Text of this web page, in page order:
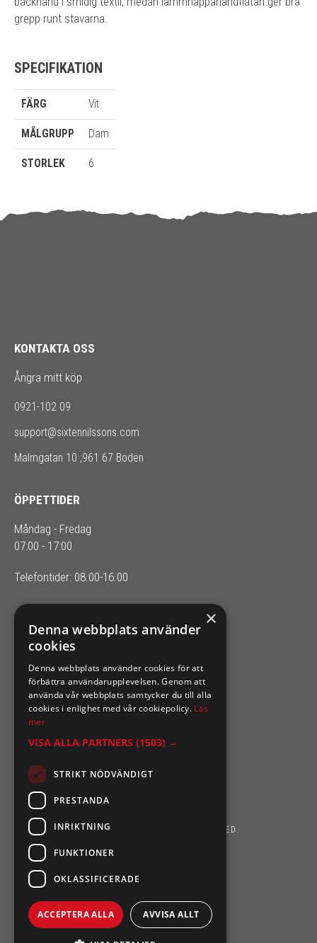
grepp runt stavarna.
SPECIFIKATION
FÄRG Vit
MÅLGRUPP Dam
STORLEK 6
KONTAKTA OSS
Ångra mitt köp
0921-102 09
support@sixtennilssons.com
Malmgatan 10 ,961 67 Boden
ÖPPETTIDER
Måndag - Fredag
07:00 - 17:00
Telefontider: 08.00-16.00
SIXTEN NILSSONS
Organisationsnummer 556164-2652
SIXTEN NILSSONS 2026. ALL RIGHTS RESERVED.
POWERED BY EMPORI CMS
×
Denna webbplats använder
cookies
Denna webbplats använder cookies för att
förbättra användarupplevelsen. Genom att
använda vår webbplats samtycker du till alla
cookies i enlighet med vår cookiepolicy. Läs
mer
VISA ALLA PARTNERS (1503) →
STRIKT NÖDVÄNDIGT
PRESTANDA
INRIKTNING
FUNKTIONER
OKLASSIFICERADE
ACCEPTERA ALLA AVVISA ALLT